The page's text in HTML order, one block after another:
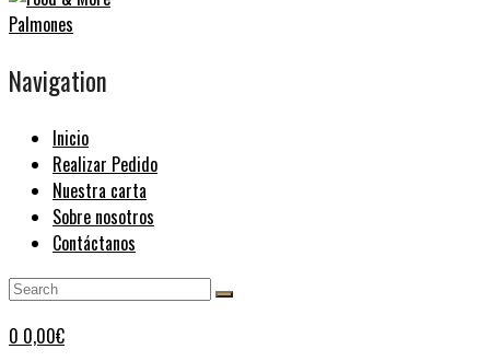
Navigation
Inicio
Realizar Pedido
Nuestra carta
Sobre nosotros
Contáctanos
0 0,00€